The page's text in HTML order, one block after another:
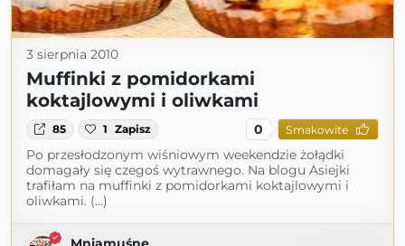
3 sierpnia 2010
Muffinki z pomidorkami
koktajlowymi i oliwkami
85 1 Zapisz 0 Smakowite
Po przesłodzonym wiśniowym weekendzie żołądki
domagały się czegoś wytrawnego. Na blogu Asiejki
trafiłam na muffinki z pomidorkami koktajlowymi i
oliwkami. (...)